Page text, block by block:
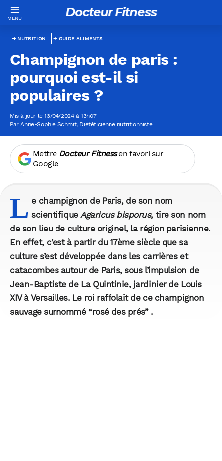
Docteur Fitness
GUIDE ALIMENTS
NUTRITION
Champignon de paris :
pourquoi est-il si
populaires ?
Mis à jour le 13/04/2024 à 13h07
ParAnne-Sophie Schmit, Diététicienne nutritionniste
Mettre Docteur Fitnessen favori sur
Google
L e champignon de Paris, de son nom
scientifiqueAgaricus bisporus, tire son nom
de son lieu de culture originel, la région parisienne.
En effet, c’est à partir du 17ème siècle que sa
culture s’est développée dans les carrières et
catacombes autour de Paris, sous l’impulsion de
Jean-Baptiste de La Quintinie, jardinier de Louis
XIV à Versailles. Le roi raffolait de ce champignon
sauvage surnommé “rosé des prés” .